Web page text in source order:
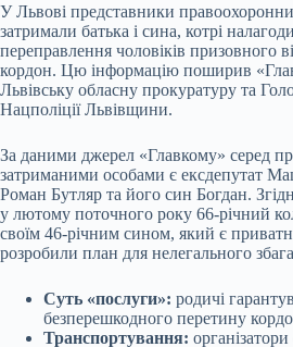
У Львові представники
затримали батька і сина, котрі
переправлення чоловіків призовного
кордон. Цю інформацію поширив
Львівську обласну прокуратуру та
Нацполіції Львівщини.
За даними джерел «Главкому» серед
затриманими особами є ексдепутат
Роман Бутляр та його син Богдан.
у лютому поточного року 66-річний
своїм 46-річним сином, який є
розробили план для нелегального
Суть «послуги»: родичі
безперешкодного перетину
Транспортування: